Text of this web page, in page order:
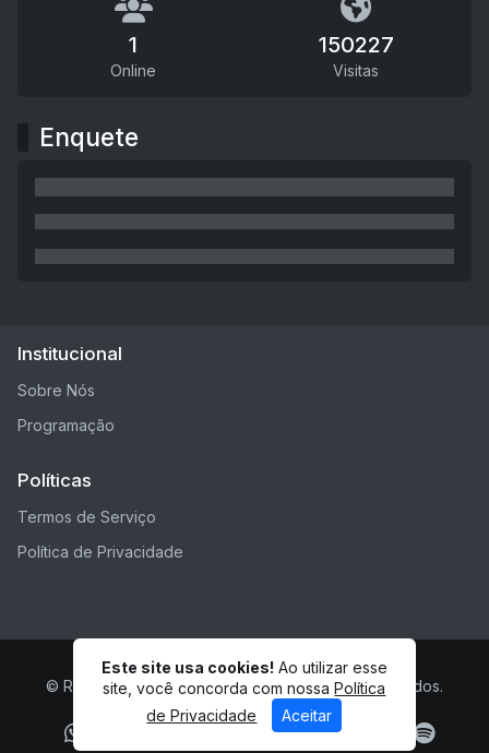
1
Online
150227
Visitas
Enquete
Institucional
Sobre Nós
Programação
Políticas
Termos de Serviço
Política de Privacidade
© Rádio Estação Serro - Todos os direitos reservados.
Este site usa cookies! Ao utilizar esse
site, você concorda com nossaPolítica
de Privacidade
Aceitar